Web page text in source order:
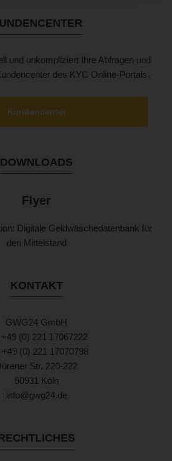
und unkompliziert Ihre Abfragen und
des KYC Online-Portals.
Kundencenter
DOWNLOADS
Flyer
Digitale Geldwäschedatenbank für
den Mittelstand
KONTAKT
GWG24 GmbH
+49 (0) 221 17067222
(0) 221 17070798
Str. 220-222
50931 Köln
info@gwg24.de